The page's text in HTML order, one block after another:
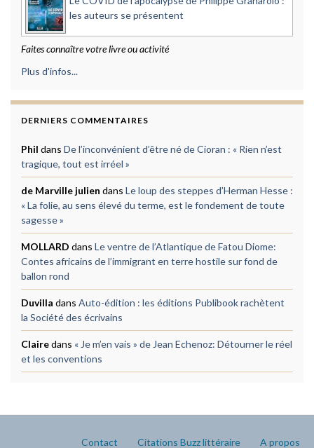
les auteurs se présentent
Faites connaître votre livre ou activité
Plus d'infos...
DERNIERS COMMENTAIRES
Phil dans De l’inconvénient d’être né de Cioran : « Rien n’est
tragique, tout est irréel »
de Marville julien dans Le loup des steppes d’Herman Hesse :
« La folie, au sens élevé du terme, est le fondement de toute
sagesse »
MOLLARD dans Le ventre de l’Atlantique de Fatou Diome:
Contes africains de l’immigrant en terre hostile sur fond de
ballon rond
Duvilla dans Auto-édition : les éditions Publibook rachètent
la Société des écrivains
Clairedans « Je m’en vais » de Jean Echenoz: Détourner le réel
et les conventions
Contact Citations Buzz littéraire A propos